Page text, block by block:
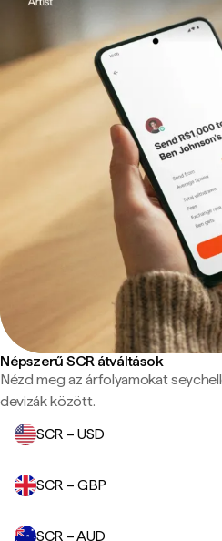
Népszerű SCR átváltások
Nézd meg az árfolyamokat
devizák között.
SCR – USD
SCR – GBP
SCR – AUD